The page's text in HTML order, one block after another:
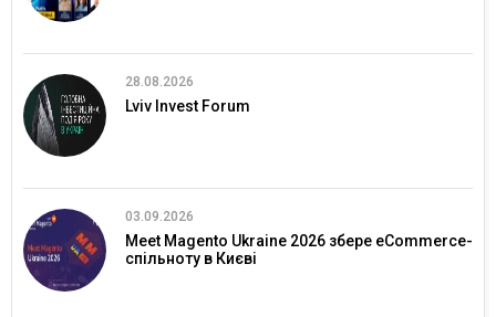
28.08.2026
Lviv Invest Forum
03.09.2026
Meet Magento Ukraine 2026 збере eCommerce-
спільноту в Києві